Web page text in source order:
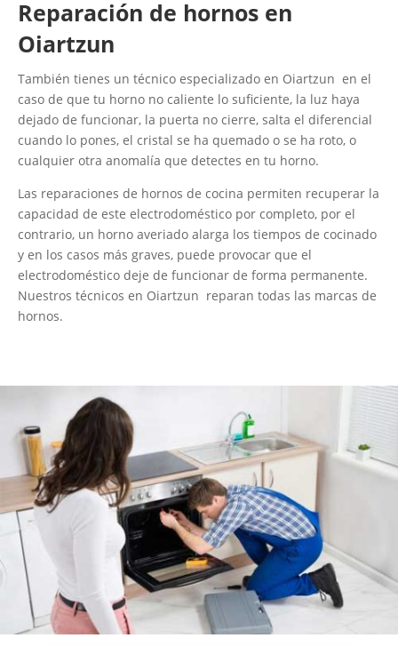
Reparación de hornos en
Oiartzun
También tienes un técnico especializado en Oiartzun en el
caso de que tu horno no caliente lo suficiente, la luz haya
dejado de funcionar, la puerta no cierre, salta el diferencial
cuando lo pones, el cristal se ha quemado o se ha roto, o
cualquier otra anomalía que detectes en tu horno.
Las reparaciones de hornos de cocina permiten recuperar la
capacidad de este electrodoméstico por completo, por el
contrario, un horno averiado alarga los tiempos de cocinado
y en los casos más graves, puede provocar que el
electrodoméstico deje de funcionar de forma permanente.
Nuestros técnicos en Oiartzun reparan todas las marcas de
hornos.